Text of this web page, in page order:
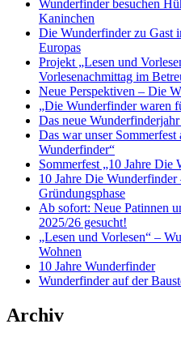
Wunderfinder besuchen
Kaninchen
Die Wunderfinder zu Gast
Europas
Projekt „Lesen und
Vorlesenachmittag im
Neue Perspektiven – Die
„Die Wunderfinder waren
Das neue
Das war unser Sommerfest
Wunderfinder“
Sommerfest „10 Jahre Die
10 Jahre Die
Gründungsphase
Ab sofort: Neue Patinnen
2025/26 gesucht!
„Lesen und Vorlesen“ –
Wohnen
10 Jahre Wunderfinder
Wunderfinder auf der
Archiv